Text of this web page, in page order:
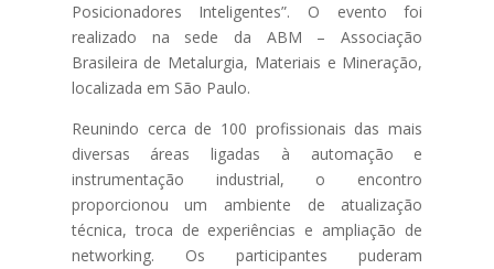
Posicionadores Inteligentes”. O evento foi
realizado na sede da ABM – Associação
Brasileira de Metalurgia, Materiais e Mineração,
localizada em São Paulo.
Reunindo cerca de 100 profissionais das mais
diversas áreas ligadas à automação e
instrumentação industrial, o encontro
proporcionou um ambiente de atualização
técnica, troca de experiências e ampliação de
networking. Os participantes puderam